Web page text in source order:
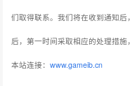
们取得联系。我们将在收到通知
后，第一时间采取相应的处理措施
本站连接：www.gameib.cn